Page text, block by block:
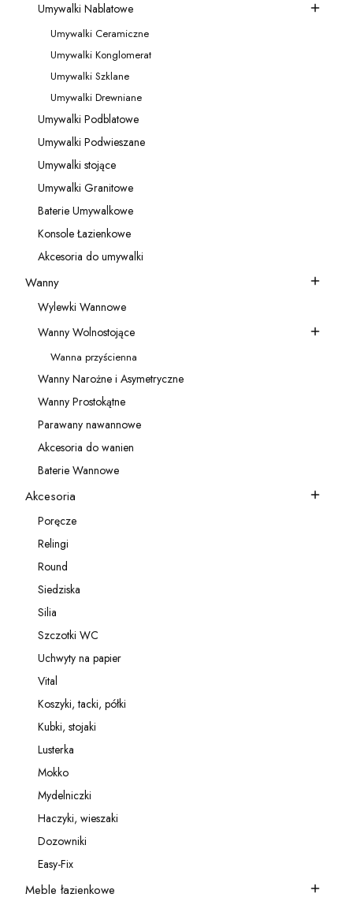
Kategoria - Umywalki Nablatowe
Umywalki Nablatowe
Kategoria - Umywalki Ceramiczne
Umywalki Ceramiczne
Kategoria - Umywalki Konglomerat
Umywalki Konglomerat
Kategoria - Umywalki Szklane
Umywalki Szklane
Kategoria - Umywalki Drewniane
Umywalki Drewniane
Kategoria - Umywalki Podblatowe
Umywalki Podblatowe
Kategoria - Umywalki Podwieszane
Umywalki Podwieszane
Kategoria - Umywalki stojące
Umywalki stojące
Kategoria - Umywalki Granitowe
Umywalki Granitowe
Kategoria - Baterie Umywalkowe
Baterie Umywalkowe
Kategoria - Konsole Łazienkowe
Konsole Łazienkowe
Kategoria - Akcesoria do umywalki
Akcesoria do umywalki
Kategoria - Wanny
Wanny
Kategoria - Wylewki Wannowe
Wylewki Wannowe
Kategoria - Wanny Wolnostojące
Wanny Wolnostojące
Kategoria - Wanna przyścienna
Wanna przyścienna
Kategoria - Wanny Narożne i Asymetryczne
Wanny Narożne i Asymetryczne
Kategoria - Wanny Prostokątne
Wanny Prostokątne
Kategoria - Parawany nawannowe
Parawany nawannowe
Kategoria - Akcesoria do wanien
Akcesoria do wanien
Kategoria - Baterie Wannowe
Baterie Wannowe
Kategoria - Akcesoria
Akcesoria
Kategoria - Poręcze
Poręcze
Kategoria - Relingi
Relingi
Kategoria - Round
Round
Kategoria - Siedziska
Siedziska
Kategoria - Silia
Silia
Kategoria - Szczotki WC
Szczotki WC
Kategoria - Uchwyty na papier
Uchwyty na papier
Kategoria - Vital
Vital
Kategoria - Koszyki, tacki, półki
Koszyki, tacki, półki
Kategoria - Kubki, stojaki
Kubki, stojaki
Kategoria - Lusterka
Lusterka
Kategoria - Mokko
Mokko
Kategoria - Mydelniczki
Mydelniczki
Kategoria - Haczyki, wieszaki
Haczyki, wieszaki
Kategoria - Dozowniki
Dozowniki
Kategoria - Easy-Fix
Easy-Fix
Kategoria - Meble łazienkowe
Meble łazienkowe